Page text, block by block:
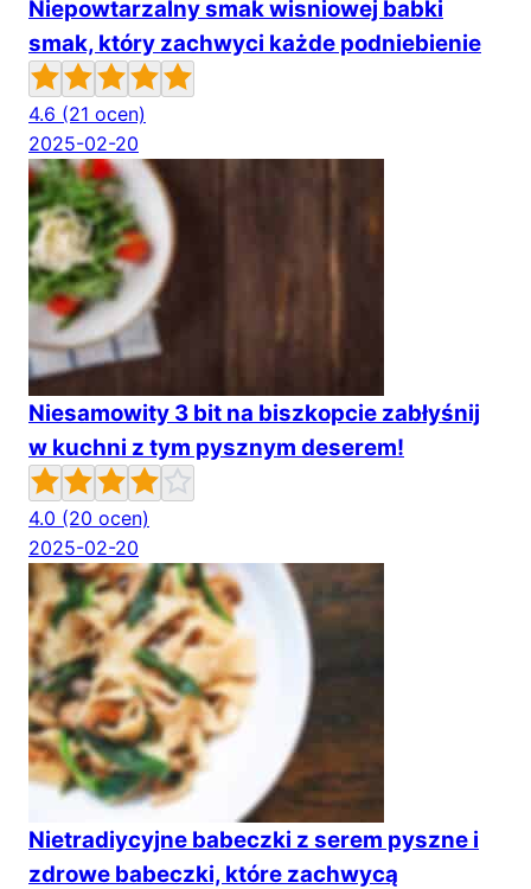
Niepowtarzalny smak wisniowej babki
smak, który zachwyci każde podniebienie
4.6 (21 ocen)
2025-02-20
Niesamowity 3 bit na biszkopcie zabłyśnij
w kuchni z tym pysznym deserem!
4.0 (20 ocen)
2025-02-20
Nietradiycyjne babeczki z serem pyszne i
zdrowe babeczki, które zachwycą